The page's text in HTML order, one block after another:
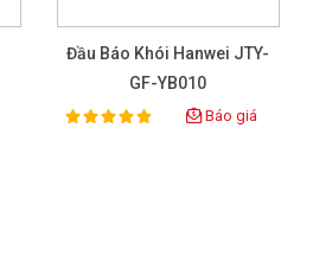
Đầu Báo Khói Hanwei JTY-
GF-YB010
Rating:
100% Báo giá